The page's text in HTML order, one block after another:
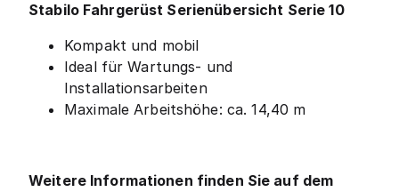
Stabilo Fahrgerüst Serienübersicht Serie 10
Kompakt und mobil
Ideal für Wartungs- und
Installationsarbeiten
Maximale Arbeitshöhe: ca. 14,40 m
Weitere Informationen finden Sie auf dem